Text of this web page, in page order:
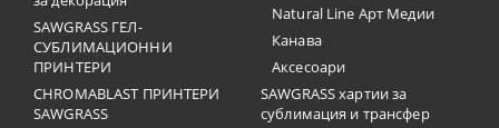
SAWGRASS ГЕЛ-
СУБЛИМАЦИОННИ
ПРИНТЕРИ
CHROMABLAST ПРИНТЕРИ
SAWGRASS
Natural Line Арт Медии
Канава
Аксесоари
SAWGRASS хартии за
сублимация и трансфер